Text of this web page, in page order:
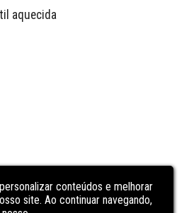
aquecida
DA UNIDADE
conteúdos e melhorar
site. Ao continuar navegando,